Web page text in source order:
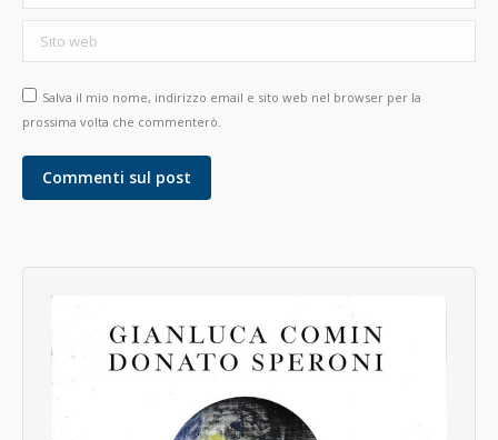
Sito web
Salva il mio nome, indirizzo email e sito web nel browser per la
prossima volta che commenterò.
Commenti sul post